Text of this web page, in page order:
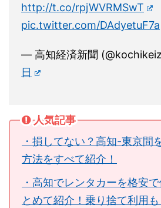
http://t.co/rpjWVRMSwT
pic.twitter.com/DAdyetuF7a
— 高知経済新聞
日
人気記事
・損してない？高知-東京間
方法をすべて紹介！
・高知でレンタカーを格安
とめて紹介！乗り捨て利用も